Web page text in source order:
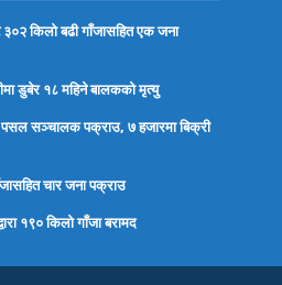
३०२ किलो बढी गाँजासहित एक जना
डुबेर १८ महिने बालकको मृत्यु
पसल सञ्चालक पक्राउ, ७ हजारमा बिक्री
चार जना पक्राउ
१९० किलो गाँजा बरामद